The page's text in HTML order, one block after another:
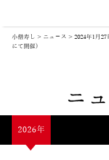
小僧寿し > ニュ－ス > 2024年1月
にて開催）
2026年